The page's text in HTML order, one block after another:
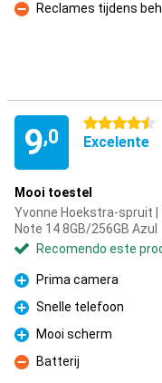
Contras
Reclames tijdens
9,0
4.5 estrelas
Excelente
Mooi toestel
Yvonne Hoekstra-spruit |
Note 14 8GB/256GB Azul
Recomendo este
Prós
Prima camera
Prós
Snelle telefoon
Prós
Mooi scherm
Contras
Batterij